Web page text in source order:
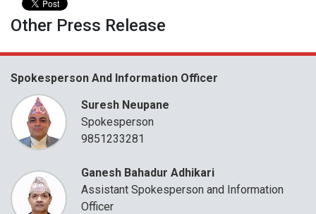
Other Press Release
Spokesperson And Information Officer
Suresh Neupane
Spokesperson
9851233281
Ganesh Bahadur Adhikari
Assistant Spokesperson and Information
Officer